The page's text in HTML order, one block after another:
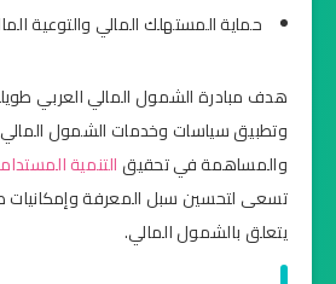
حماية المستهلك المالي والتوعية
هدف مبادرة الشمول المالي العربي
وتطبيق سياسات وخدمات الشمول المالي
والمساهمة في تحقيقالتنمية
تسعى لتحسين سبل المعرفة وإمكانيات
يتعلق بالشمول المالي.